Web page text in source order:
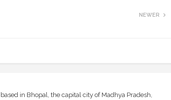
NEWER
in Bhopal, the capital city of Madhya Pradesh,